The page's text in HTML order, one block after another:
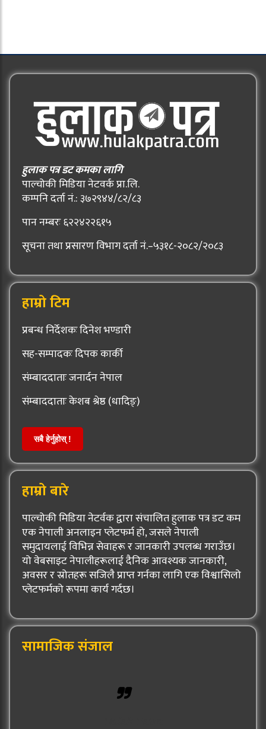
हुलाक पत्र डट कमका लागि
पाल्चोकी मिडिया नेटवर्क प्रा.लि.
कम्पनि दर्ता नं.: ३७२९४४/८२/८३
पान नम्बरः ६२२४२२६१५
सूचना तथा प्रसारण विभाग दर्ता नं.–५३१८-२०८२/२०८३
हाम्रो टिम
प्रबन्ध निर्देशकः दिनेश भण्डारी
सह-सम्पादकः दिपक कार्की
संम्बाददाताः जनार्दन नेपाल
संम्बाददाताः केशब श्रेष्ठ (धादिङ्)
सबै हेर्नुहोस् !
हाम्रो बारे
पाल्चोकी मिडिया नेटर्वक द्वारा संचालित हुलाक पत्र डट कम
एक नेपाली अनलाइन प्लेटफर्म हो, जसले नेपाली
समुदायलाई विभिन्न सेवाहरू र जानकारी उपलब्ध गराउँछ।
यो वेबसाइट नेपालीहरूलाई दैनिक आवश्यक जानकारी,
अवसर र स्रोतहरू सजिलै प्राप्त गर्नका लागि एक विश्वासिलो
प्लेटफर्मको रूपमा कार्य गर्दछ।
सामाजिक संजाल